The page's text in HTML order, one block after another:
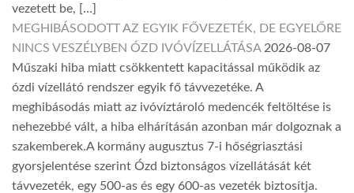
vezetett be, […]
MEGHIBÁSODOTT AZ EGYIK FŐVEZETÉK, DE EGYELŐRE
NINCS VESZÉLYBEN ÓZD IVÓVÍZELLÁTÁSA 2026-08-07
Műszaki hiba miatt csökkentett kapacitással működik az
ózdi vízellátó rendszer egyik fő távvezetéke. A
meghibásodás miatt az ivóvíztároló medencék feltöltése is
nehezebbé vált, a hiba elhárításán azonban már dolgoznak a
szakemberek.A kormány augusztus 7-i hőségriasztási
gyorsjelentése szerint Ózd biztonságos vízellátását két
távvezeték, egy 500-as és egy 600-as vezeték biztosítja.